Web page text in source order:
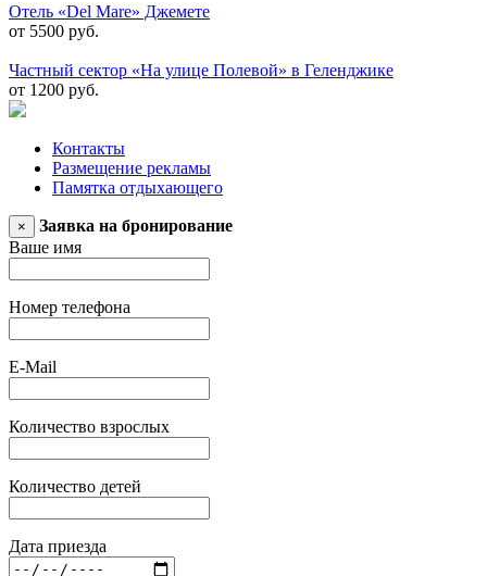
Отель «Del Mare» Джемете
от 5500 руб.
Частный сектор «На улице Полевой» в Геленджике
от 1200 руб.
Контакты
Размещение рекламы
Памятка отдыхающего
×
Заявка на бронирование
Ваше имя
Номер телефона
E-Mail
Количество взрослых
Количество детей
Дата приезда